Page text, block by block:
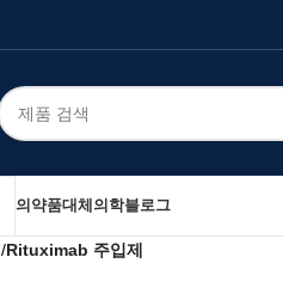
의약품대체의학블로그
/Rituximab 주입제